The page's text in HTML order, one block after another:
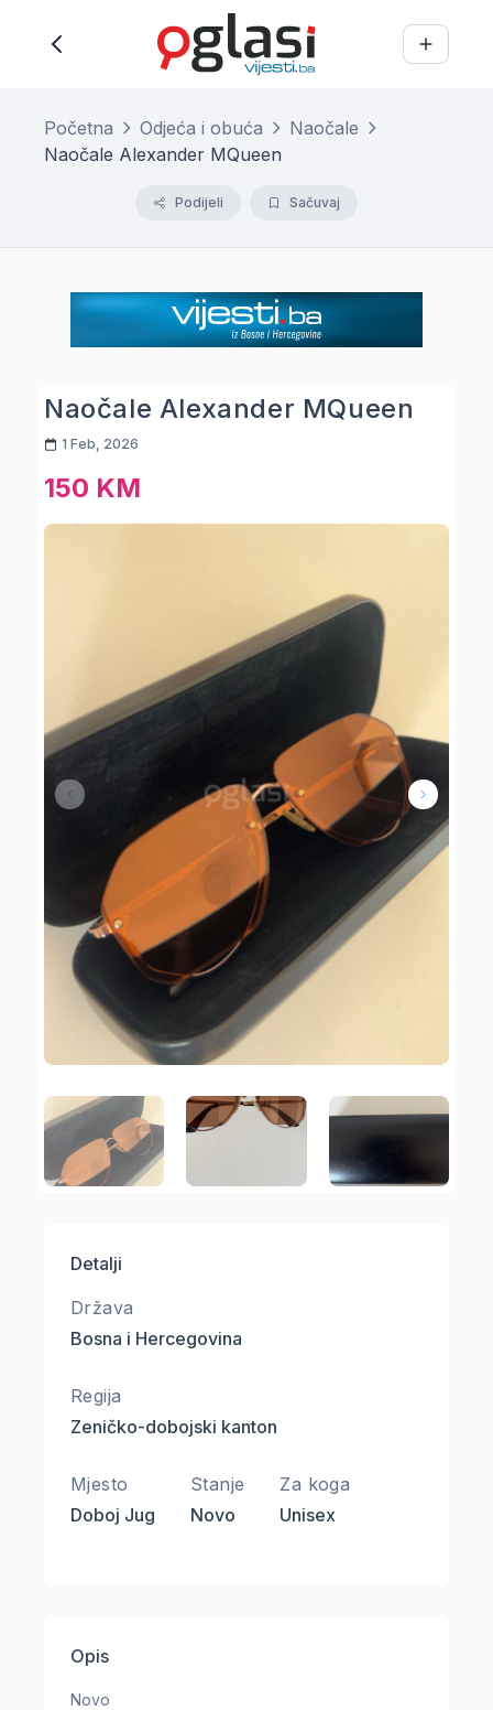
Početna Odjeća i obuća
Naočale
Naočale Alexander MQueen
Podijeli Sačuvaj
Naočale Alexander MQueen
1 Feb, 2026
150 KM
Detalji
Država
Bosna i Hercegovina
Regija
Zeničko-dobojski kanton
Mjesto
Doboj Jug
Stanje
Novo
Za koga
Unisex
Opis
Novo